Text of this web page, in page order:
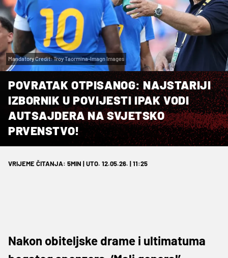
Mandatory Credit: Troy Taormina-Imagn Images
POVRATAK OTPISANOG: NAJSTARIJI
IZBORNIK U POVIJESTI IPAK VODI
AUTSAJDERA NA SVJETSKO
PRVENSTVO!
VRIJEME ČITANJA: 5MIN | UTO. 12.05.26. | 11:25
Nakon obiteljske drame i ultimatuma